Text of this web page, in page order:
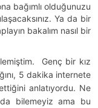
bağımlı olduğunuzu
Ya da bir
bakalım nasıl bir
Genç bir kız
5 dakika internete
anlatıyordu. Ne
bilemeyiz ama bu